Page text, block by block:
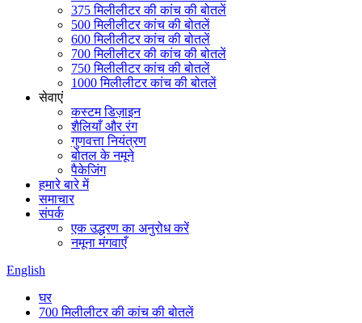
375 मिलीलीटर की कांच की बोतलें
500 मिलीलीटर कांच की बोतलें
600 मिलीलीटर कांच की बोतलें
700 मिलीलीटर की कांच की बोतलें
750 मिलीलीटर कांच की बोतलें
1000 मिलीलीटर कांच की बोतलें
सेवाएं
कस्टम डिज़ाइन
शैलियाँ और रंग
गुणवत्ता नियंत्रण
बोतल के नमूने
पैकेजिंग
हमारे बारे में
समाचार
संपर्क
एक उद्धरण का अनुरोध करें
नमूना मंगवाएँ
English
घर
700 मिलीलीटर की कांच की बोतलें